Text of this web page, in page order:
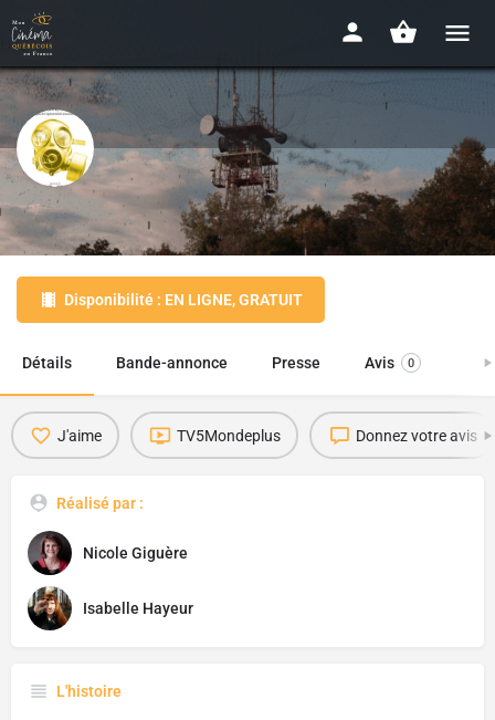
Prisons sans barreaux
2020 - 1h13
Disponibilité : EN LIGNE, GRATUIT
Détails Bande-annonce Presse Avis 0
J'aime TV5Mondeplus Donnez votre avis
Réalisé par :
Nicole Giguère
Isabelle Hayeur
L'histoire